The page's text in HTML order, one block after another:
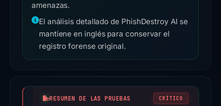
amenazas.
El análisis detallado de PhishDestroy AI se
mantiene en inglés para conservar el
registro forense original.
RESUMEN DE LAS PRUEBAS CRÍTICO